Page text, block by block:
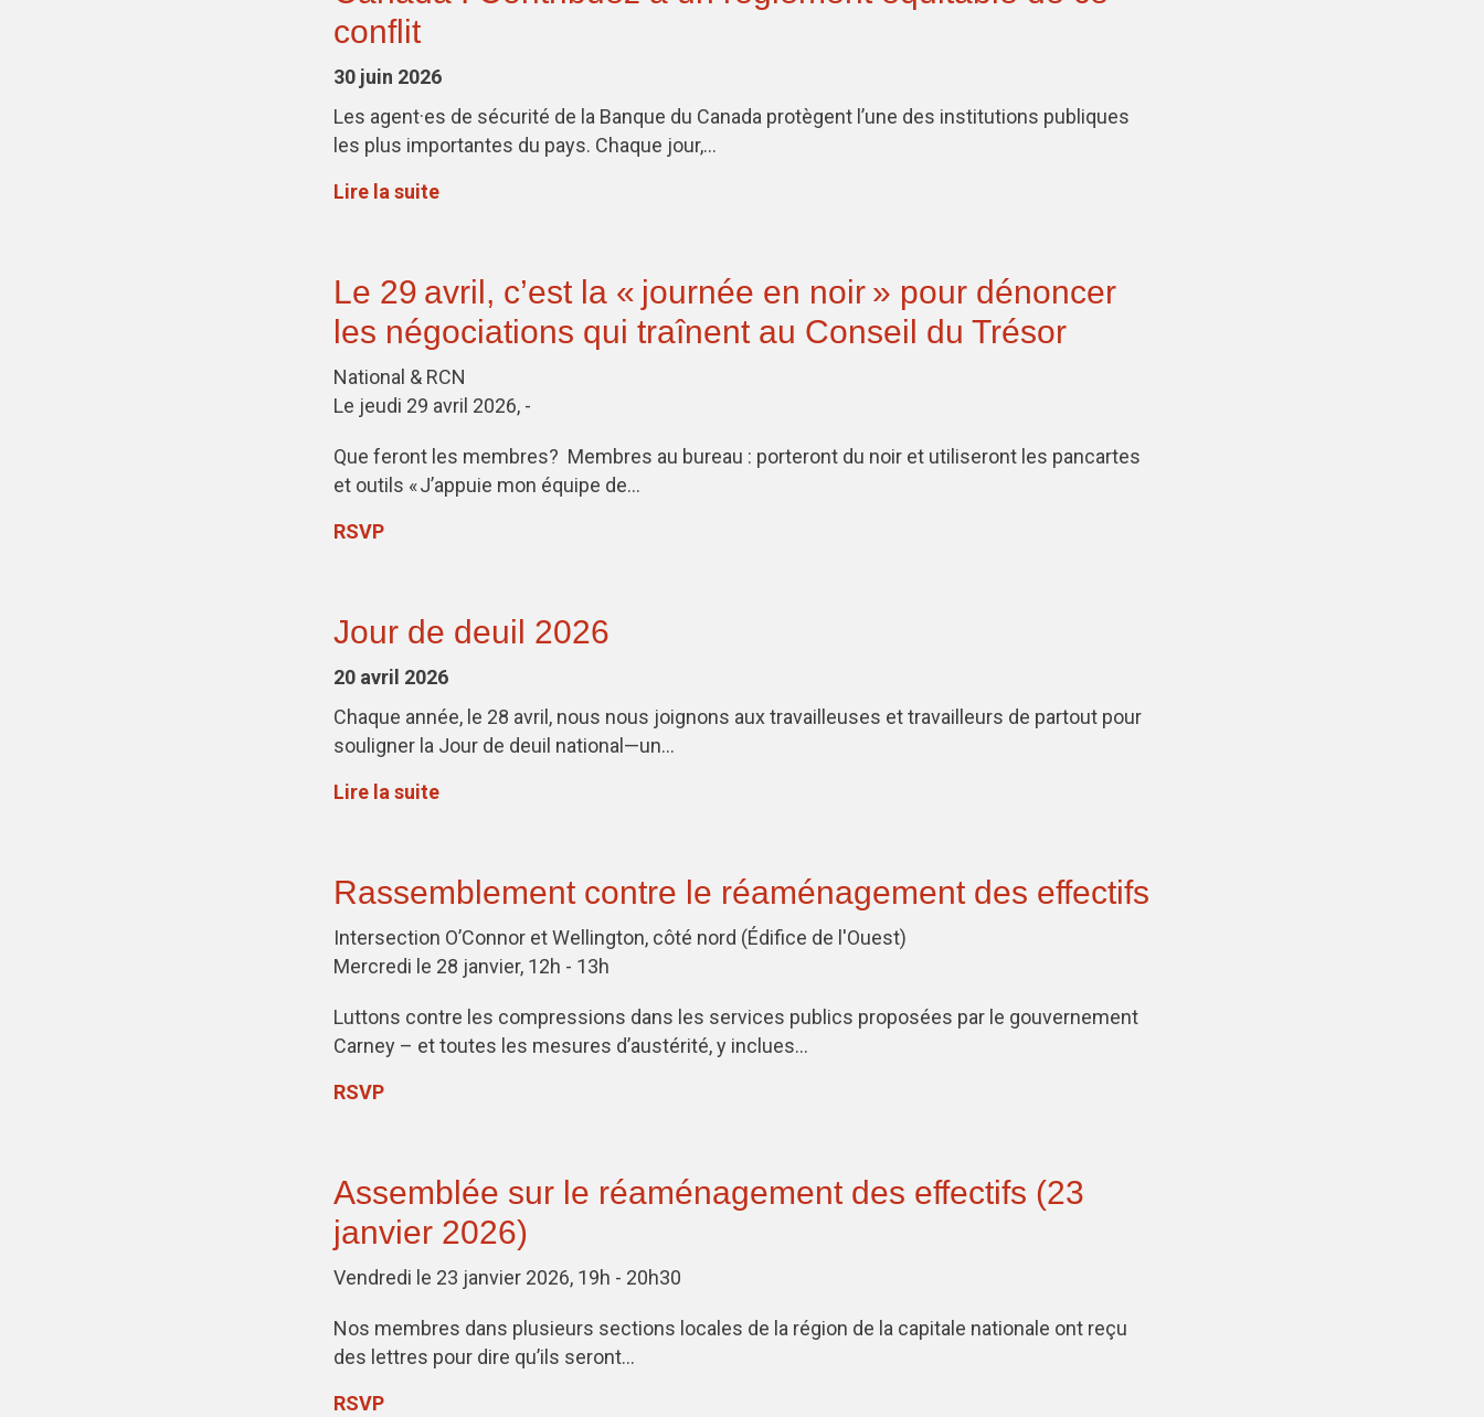
conflit
30 juin 2026
Les agent·es de sécurité de la Banque du Canada protègent l’une des institutions publiques
les plus importantes du pays. Chaque jour,…
Lire la suite
Le 29 avril, c’est la « journée en noir » pour dénoncer
les négociations qui traînent au Conseil du Trésor
National & RCN
Le jeudi 29 avril 2026, -
Que feront les membres? Membres au bureau : porteront du noir et utiliseront les pancartes
et outils « J’appuie mon équipe de…
RSVP
Jour de deuil 2026
20 avril 2026
Chaque année, le 28 avril, nous nous joignons aux travailleuses et travailleurs de partout pour
souligner la Jour de deuil national—un…
Lire la suite
Rassemblement contre le réaménagement des effectifs
Intersection O’Connor et Wellington, côté nord (Édifice de l'Ouest)
Mercredi le 28 janvier, 12h - 13h
Luttons contre les compressions dans les services publics proposées par le gouvernement
Carney – et toutes les mesures d’austérité, y inclues…
RSVP
Assemblée sur le réaménagement des effectifs (23
janvier 2026)
Vendredi le 23 janvier 2026, 19h - 20h30
Nos membres dans plusieurs sections locales de la région de la capitale nationale ont reçu
des lettres pour dire qu’ils seront…
RSVP